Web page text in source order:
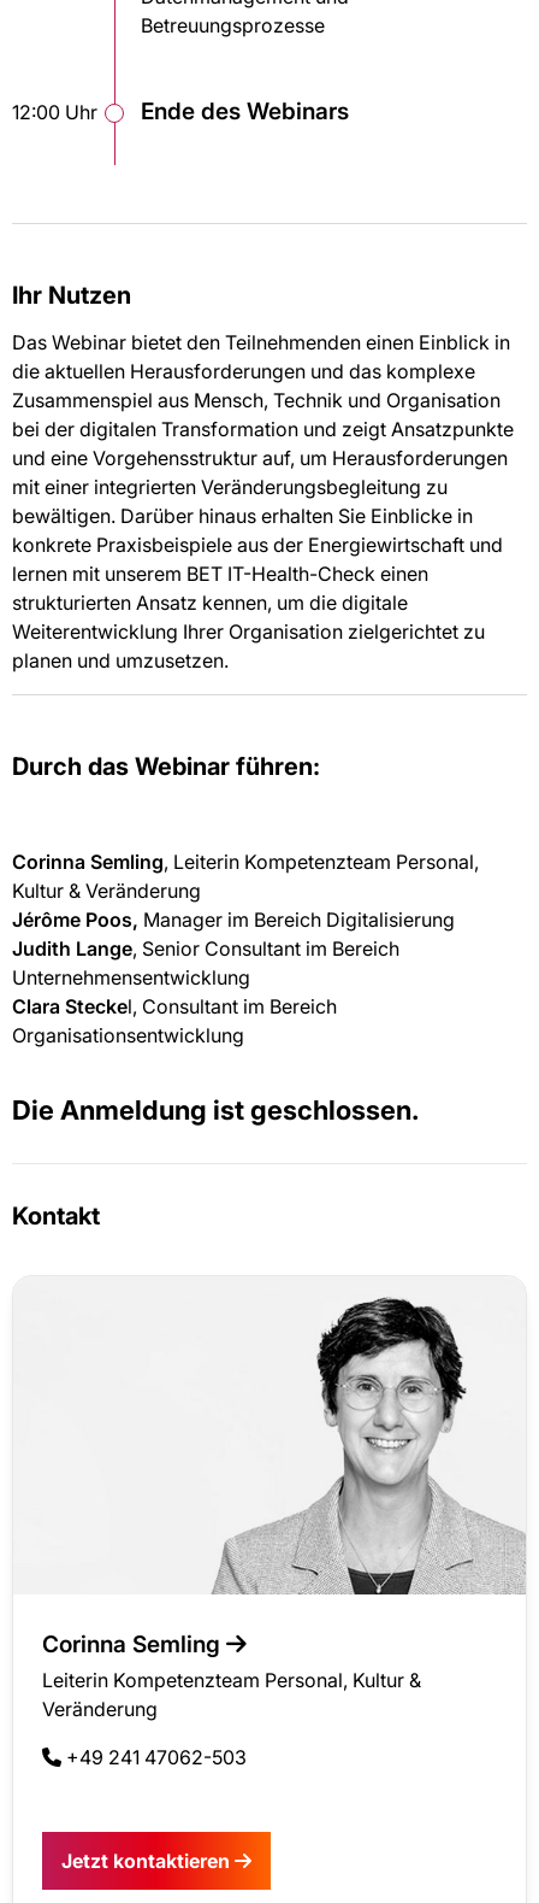
Betreuungsprozesse
12:00 Uhr Ende des Webinars
Ihr Nutzen
Das Webinar bietet den Teilnehmenden einen Einblick in
die aktuellen Herausforderungen und das komplexe
Zusammenspiel aus Mensch, Technik und Organisation
bei der digitalen Transformation und zeigt Ansatzpunkte
und eine Vorgehensstruktur auf, um Herausforderungen
mit einer integrierten Veränderungsbegleitung zu
bewältigen. Darüber hinaus erhalten Sie Einblicke in
konkrete Praxisbeispiele aus der Energiewirtschaft und
lernen mit unserem BET IT-Health-Check einen
strukturierten Ansatz kennen, um die digitale
Weiterentwicklung Ihrer Organisation zielgerichtet zu
planen und umzusetzen.
Durch das Webinar führen:
Corinna Semling, Leiterin Kompetenzteam Personal,
Kultur & Veränderung
Jérôme Poos, Manager im Bereich Digitalisierung
Judith Lange, Senior Consultant im Bereich
Unternehmensentwicklung
Clara Steckel, Consultant im Bereich
Organisationsentwicklung
Die Anmeldung ist geschlossen.
Kontakt
Corinna Semling
Leiterin Kompetenzteam Personal, Kultur &
Veränderung
+49 241 47062-503
Jetzt kontaktieren